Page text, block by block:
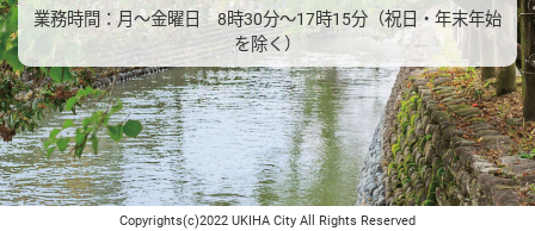
業務時間：月～金曜日 8時30分～17時15分（祝日・年末年始
を除く）
Copyrights(c)2022 UKIHA City All Rights Reserved